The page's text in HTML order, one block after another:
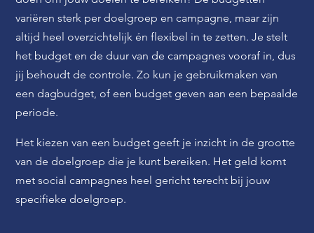
variëren sterk per doelgroep en campagne, maar zijn
altijd heel overzichtelijk én flexibel in te zetten. Je stelt
het budget en de duur van de campagnes vooraf in, dus
jij behoudt de controle. Zo kun je gebruikmaken van
een dagbudget, of een budget geven aan een bepaalde
periode.
Het kiezen van een budget geeft je inzicht in de grootte
van de doelgroep die je kunt bereiken. Het geld komt
met social campagnes heel gericht terecht bij jouw
specifieke doelgroep.